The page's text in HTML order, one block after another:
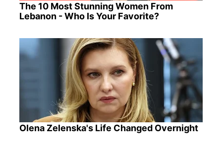
The 10 Most Stunning Women From
Lebanon - Who Is Your Favorite?
Olena Zelenska's Life Changed Overnight